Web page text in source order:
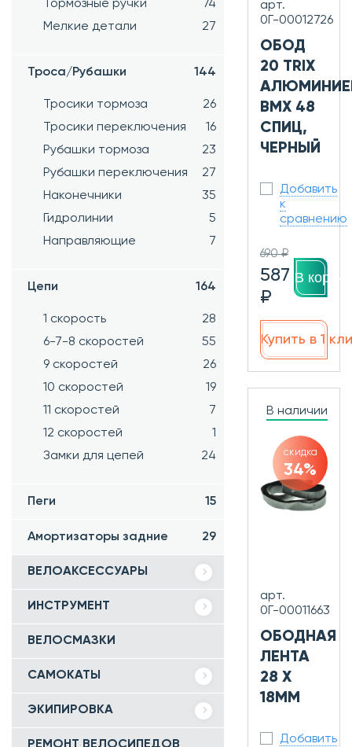
Тормозные ручки
74
Мелкие детали
27
Троса/Рубашки 144
Тросики тормоза
26
Тросики переключения
16
Рубашки тормоза
23
Рубашки переключения
27
Наконечники
35
Гидролинии
5
Направляющие
7
Цепи 164
1 скорость
28
6-7-8 скоростей
55
9 скоростей
26
10 скоростей
19
11 скоростей
7
12 скоростей
1
Замки для цепей
24
Пеги 15
Амортизаторы задние 29
ВЕЛОАКСЕССУАРЫ
ИНСТРУМЕНТ
ВЕЛОСМАЗКИ
САМОКАТЫ
ЭКИПИРОВКА
арт.
0Г-00012726
ОБОД
20 TRIX
ВМХ 48
СПИЦ,
ЧЕРНЫЙ
Добавить
к
сравнению
690 ₽
587
₽
В
Купить в 1
В наличии
скидка
34%
арт.
0Г-00011663
ОБОДНАЯ
ЛЕНТА
28 X
18ММ
Добавить